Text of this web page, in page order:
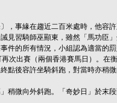
，事緣在趨近二百米處時，他容
見習騎師巫顯東，雖然「馬功臣」
件的所有情況，小組認為適當的
次出賽（兩個香港賽馬日）。在
點後容許坐騎斜跑，對當時亦稍
稍微向外斜跑。「奇妙日」於末